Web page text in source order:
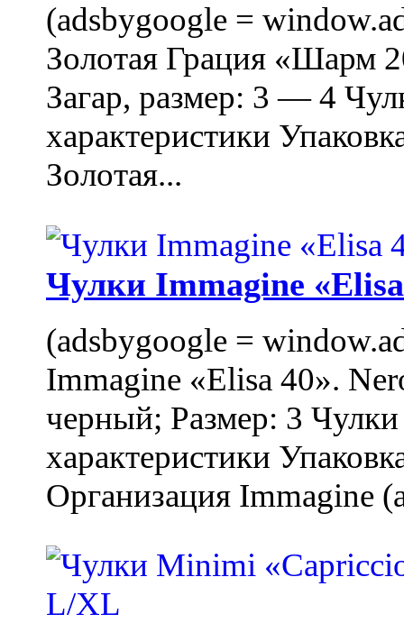
(adsbygoogle =
Золотая Грация «Шарм
Загар, размер: 3 — 4
характеристики
Золотая...
Чулки Immagine
(adsbygoogle =
Immagine «Elisa 40».
черный; Размер: 3
характеристики
Организация Immagine